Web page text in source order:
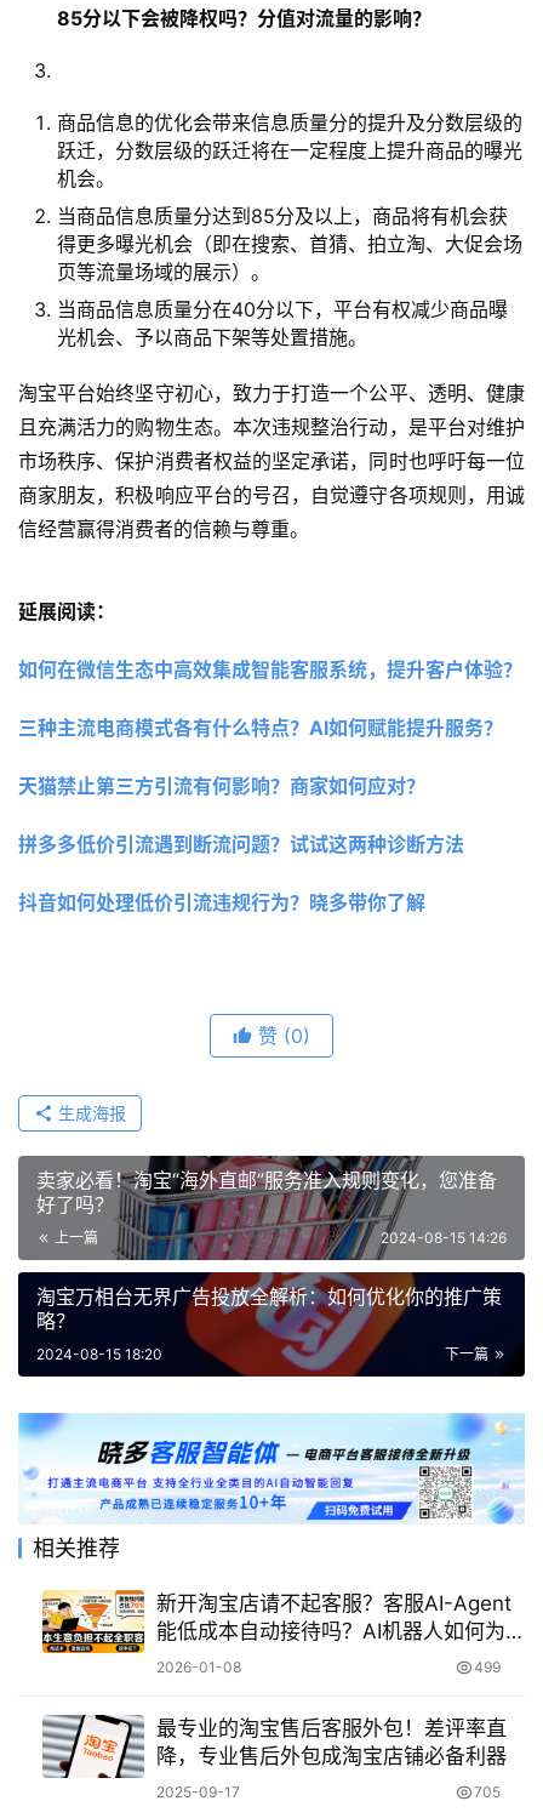
85分以下会被降权吗？分值对流量的影响？
商品信息的优化会带来信息质量分的提升及分数层级的
跃迁，分数层级的跃迁将在一定程度上提升商品的曝光
机会。
当商品信息质量分达到85分及以上，商品将有机会获
得更多曝光机会（即在搜索、首猜、拍立淘、大促会场
页等流量场域的展示）。
当商品信息质量分在40分以下，平台有权减少商品曝
光机会、予以商品下架等处置措施。
淘宝平台始终坚守初心，致力于打造一个公平、透明、健康
且充满活力的购物生态。本次违规整治行动，是平台对维护
市场秩序、保护消费者权益的坚定承诺，同时也呼吁每一位
商家朋友，积极响应平台的号召，自觉遵守各项规则，用诚
信经营赢得消费者的信赖与尊重。
延展阅读：
三种主流电商模式各有什么特点？AI如何赋能提升服务？
天猫禁止第三方引流有何影响？商家如何应对？
拼多多低价引流遇到断流问题？试试这两种诊断方法
抖音如何处理低价引流违规行为？晓多带你了解
赞 (0)
生成海报
卖家必看！淘宝“海外直邮”服务准入规则变化，您准备
好了吗？
上一篇 2024-08-15 14:26
淘宝万相台无界广告投放全解析：如何优化你的推广策
略？
下一篇
2024-08-15 18:20
相关推荐
新开淘宝店请不起客服？客服AI-Agent
能低成本自动接待吗？AI机器人如何为0
基础新店提供即时响应与专业体验
2026-01-08 499
最专业的淘宝售后客服外包！差评率直
降，专业售后外包成淘宝店铺必备利器
2025-09-17 705